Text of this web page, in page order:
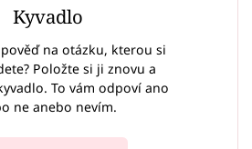
Kyvadlo
na otázku, kterou si
Položte si ji znovu a
To vám odpoví ano
ne anebo nevím.